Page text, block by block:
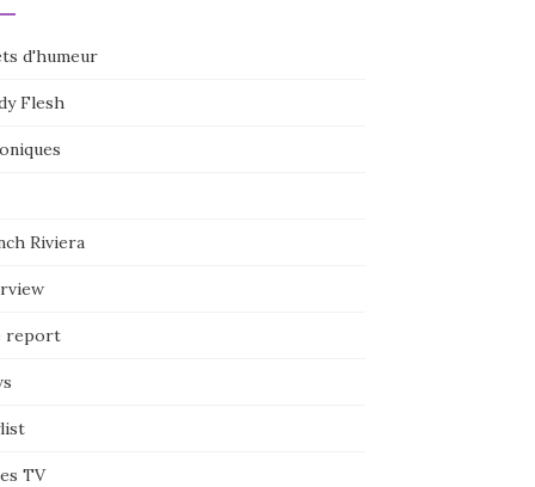
d'humeur
Flesh
Riviera
report
TV